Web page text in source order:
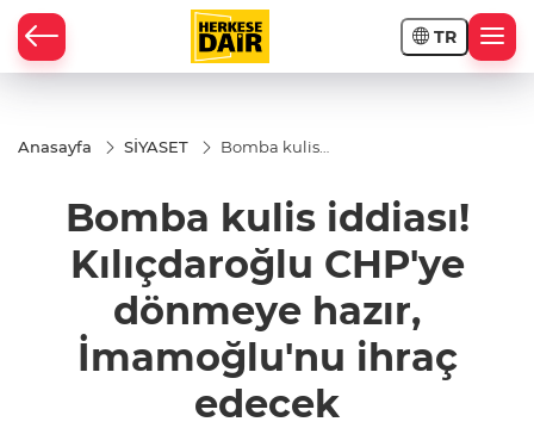
TR
Anasayfa SİYASET
Bomba kulis
CHP'ye
dönmeye
İmamoğlu'nu
ihraç edecek
Bomba kulis iddiası!
Kılıçdaroğlu CHP'ye
dönmeye hazır,
İmamoğlu'nu ihraç
edecek